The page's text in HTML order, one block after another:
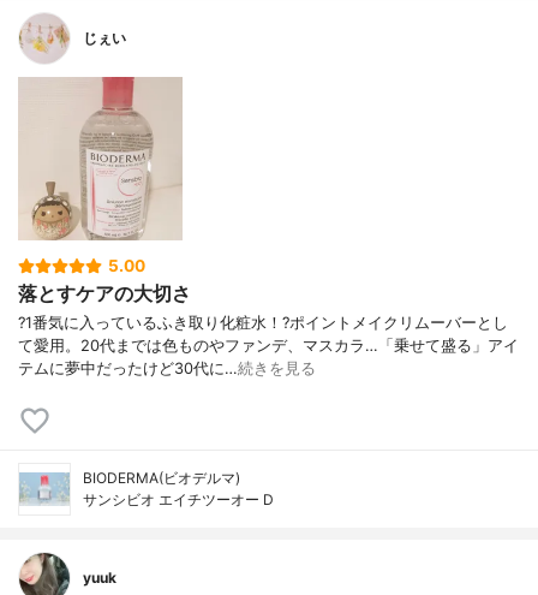
じぇい
5.00
落とすケアの大切さ
?1番気に入っているふき取り化粧水！?ポイントメイクリムーバーとし
て愛用。20代までは色ものやファンデ、マスカラ…「乗せて盛る」アイ
テムに夢中だったけど30代に…続きを見る
BIODERMA(ビオデルマ)
サンシビオ エイチツーオー D
yuuk